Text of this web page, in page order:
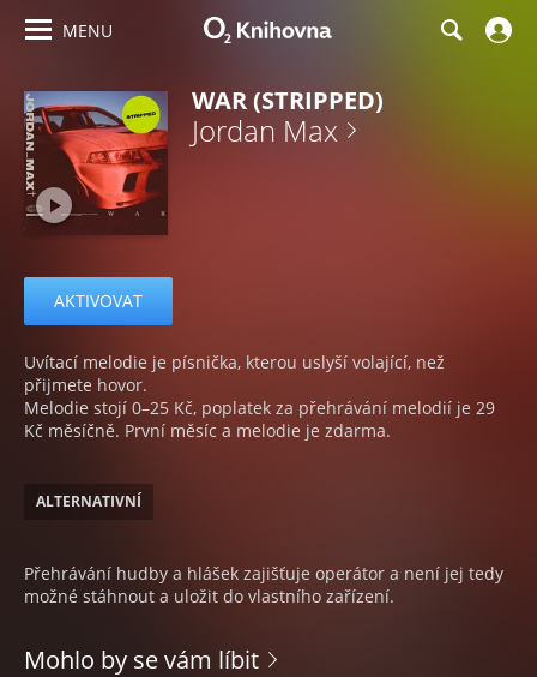
MENU
WAR (STRIPPED)
Jordan Max
AKTIVOVAT
Uvítací melodie je písnička, kterou uslyší volající, než
přijmete hovor.
Melodie stojí 0–25 Kč, poplatek za přehrávání melodií je 29
Kč měsíčně. První měsíc a melodie je zdarma.
ALTERNATIVNÍ
Přehrávání hudby a hlášek zajišťuje operátor a není jej tedy
možné stáhnout a uložit do vlastního zařízení.
Mohlo by se vám líbit